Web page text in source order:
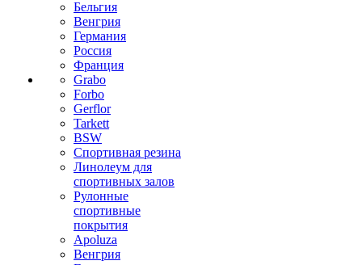
Бельгия
Венгрия
Германия
Россия
Франция
Grabo
Forbo
Gerflor
Tarkett
BSW
Спортивная резина
Линолеум для
спортивных залов
Рулонные
спортивные
покрытия
Apoluza
Венгрия